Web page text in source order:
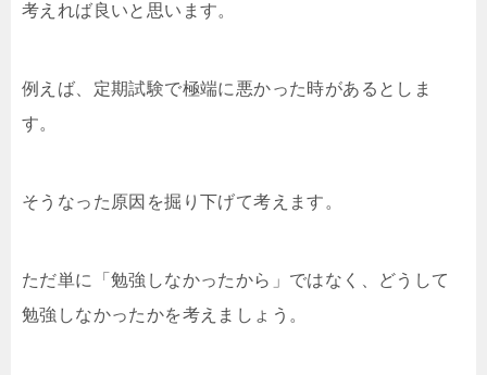
考えれば良いと思います。
例えば、定期試験で極端に悪かった時があるとしま
す。
そうなった原因を掘り下げて考えます。
ただ単に「勉強しなかったから」ではなく、どうして
勉強しなかったかを考えましょう。